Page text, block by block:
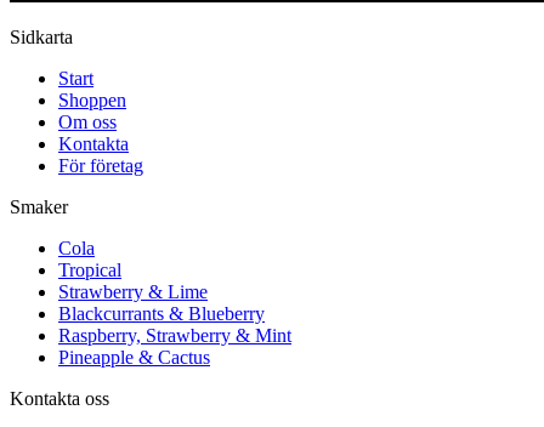
Sidkarta
Start
Shoppen
Om oss
Kontakta
För företag
Smaker
Cola
Tropical
Strawberry & Lime
Blackcurrants & Blueberry
Raspberry, Strawberry & Mint
Pineapple & Cactus
Kontakta oss